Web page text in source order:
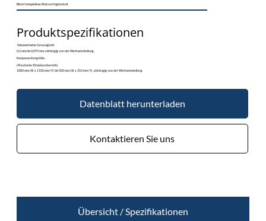
Bietet beispiellose Rückverfolgbarkeit
Produktspezifikationen
​Volumetrische Genauigkeit:
0,2 mm bis 0,075 mm, abhängig von der Werkseinstellung.
Komponentengröße:
(Maximaler Einzelscanbereich)
1800 mm (X) x 1100 mm (Y) bis 500 mm (X) x 310 mm (Y), abhängig von der Werkseinstellung
Datenblatt herunterladen
Kontaktieren Sie uns
Übersicht / Spezifikationen